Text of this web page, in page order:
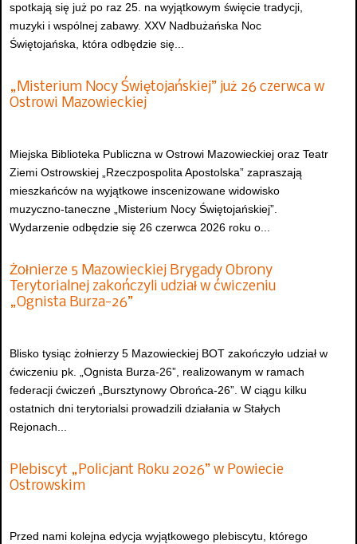
spotkają się już po raz 25. na wyjątkowym święcie tradycji,
muzyki i wspólnej zabawy. XXV Nadbużańska Noc
Świętojańska, która odbędzie się...
„Misterium Nocy Świętojańskiej” już 26 czerwca w
Ostrowi Mazowieckiej
Miejska Biblioteka Publiczna w Ostrowi Mazowieckiej oraz Teatr
Ziemi Ostrowskiej „Rzeczpospolita Apostolska” zapraszają
mieszkańców na wyjątkowe inscenizowane widowisko
muzyczno-taneczne „Misterium Nocy Świętojańskiej”.
Wydarzenie odbędzie się 26 czerwca 2026 roku o...
Żołnierze 5 Mazowieckiej Brygady Obrony
Terytorialnej zakończyli udział w ćwiczeniu
„Ognista Burza-26”
Blisko tysiąc żołnierzy 5 Mazowieckiej BOT zakończyło udział w
ćwiczeniu pk. „Ognista Burza-26”, realizowanym w ramach
federacji ćwiczeń „Bursztynowy Obrońca-26”. W ciągu kilku
ostatnich dni terytorialsi prowadzili działania w Stałych
Rejonach...
Plebiscyt „Policjant Roku 2026” w Powiecie
Ostrowskim
Przed nami kolejna edycja wyjątkowego plebiscytu, którego